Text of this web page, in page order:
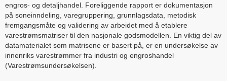
engros- og detaljhandel. Foreliggende rapport er dokumentasjon
på soneinndeling, varegruppering, grunnlagsdata, metodisk
fremgangsmåte og validering av arbeidet med å etablere
varestrømsmatriser til den nasjonale godsmodellen. En viktig del av
datamaterialet som matrisene er basert på, er en undersøkelse av
innenriks varestrømmer fra industri og engroshandel
(Varestrømsundersøkelsen).